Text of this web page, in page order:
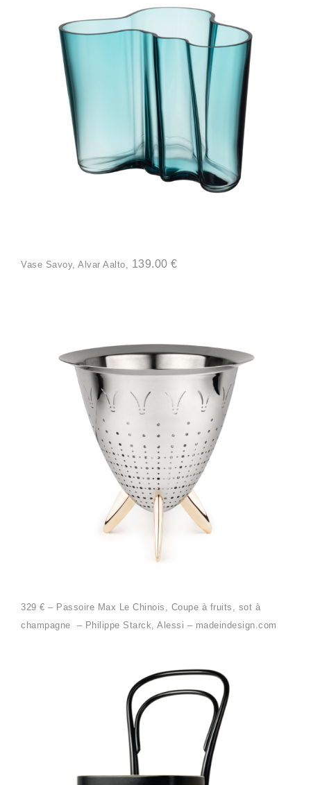
Vase Savoy, Alvar Aalto, 139.00 €
329 € – Passoire Max Le Chinois, Coupe à fruits, sot à
champagne – Philippe Starck, Alessi – madeindesign.com